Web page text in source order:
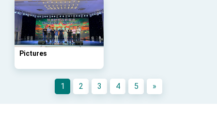
Important Remarks of the Ministry of Foreign
Affairs
Taiwan government to open office in Arizona,
advancing Taiwan-US exchanges and
cooperation
Pictures
1 2 3 4 5 »